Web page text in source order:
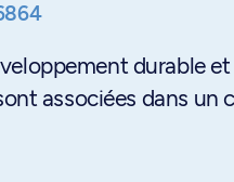
durable
associées dans un